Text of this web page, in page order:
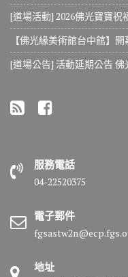
[道場活動] 2026佛光寶寶祝
【佛光緣美術館台中館】
[道場公告] 活動延期公告
服務電話
04-22520375
電子郵件
地址